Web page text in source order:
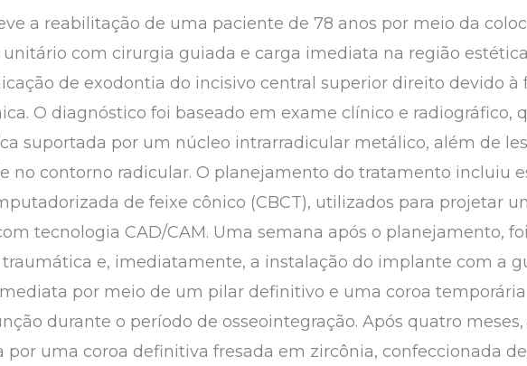
a reabilitação de uma paciente de 78 anos por meio da
com cirurgia guiada e carga imediata na região
de exodontia do incisivo central superior direito devido à
O diagnóstico foi baseado em exame clínico e radiográfico,
suportada por um núcleo intrarradicular metálico, além de
no contorno radicular. O planejamento do tratamento incluiu
de feixe cônico (CBCT), utilizados para projetar
tecnologia CAD/CAM. Uma semana após o planejamento,
e, imediatamente, a instalação do implante com a
por meio de um pilar definitivo e uma coroa
durante o período de osseointegração. Após quatro meses,
uma coroa definitiva fresada em zircônia, confeccionada